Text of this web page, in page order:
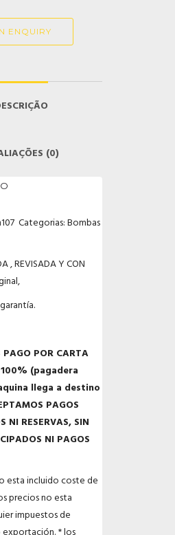
ENQUIRY
(0)
Categorias: Bombas
, REVISADA Y CON
POR CARTA
100% (pagadera
llega a destino
PAGOS
NI RESERVAS, SIN
NI PAGOS
esta incluido coste de
precios no esta
impuestos de